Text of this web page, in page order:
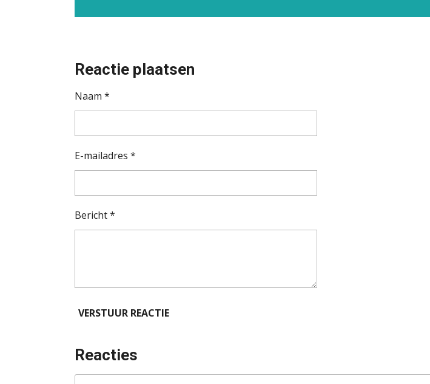
Reactie plaatsen
Naam *
E-mailadres *
Bericht *
VERSTUUR REACTIE
Reacties